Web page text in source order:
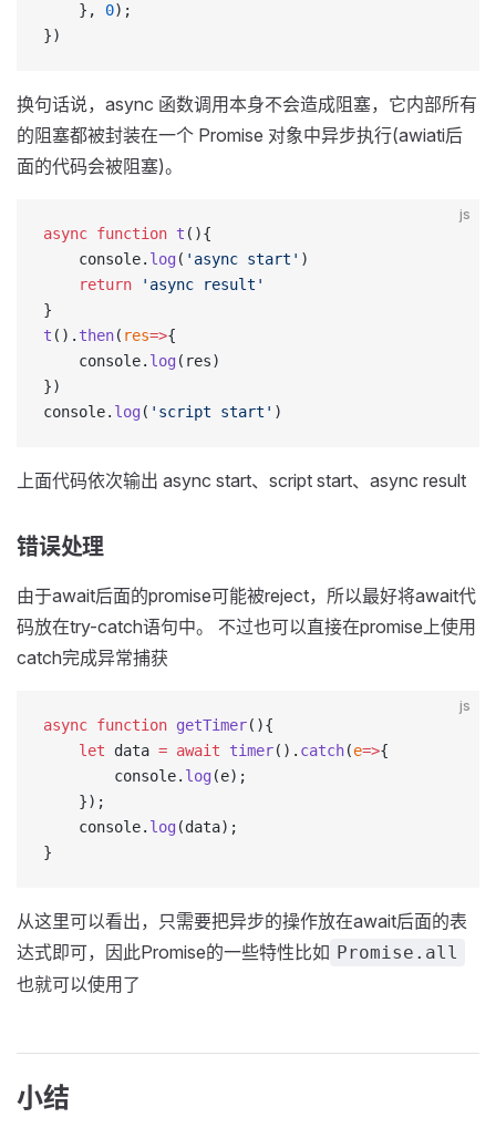
    },
0);
})
换句话说，async 函数调用本身不会造成阻塞，它内部所有
的阻塞都被封装在一个 Promise 对象中异步执行(awiati后
面的代码会被阻塞)。
js
async function t (){
    console.
log ( 'async start' )
    return
'async result'
}
t (). then( res=>{
    console.
log (res)
})
console. log ( 'script start' )
上面代码依次输出 async start、script start、async result
错误处理
由于await后面的promise可能被reject，所以最好将await代
码放在try-catch语句中。 不过也可以直接在promise上使用
catch完成异常捕获
js
async function getTimer(){
	let
data = await timer(). catch(e=>{
		console.
log (e);
	});
	console.
log (data);
}
从这里可以看出，只需要把异步的操作放在await后面的表
达式即可，因此Promise的一些特性比如 Promise.all
也就可以使用了
小结